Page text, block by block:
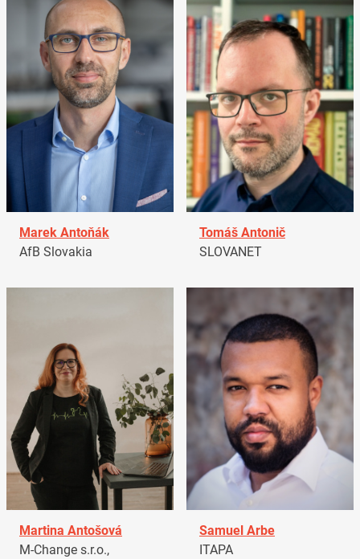
Marek Antoňák
AfB Slovakia
Tomáš Antonič
SLOVANET
Martina Antošová
M-Change s.r.o.,
Samuel Arbe
ITAPA